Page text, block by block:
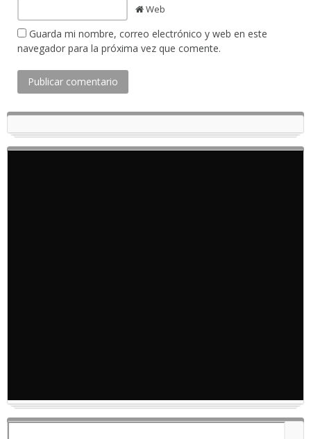
Web
Guarda mi nombre, correo electrónico y web en este
navegador para la próxima vez que comente.